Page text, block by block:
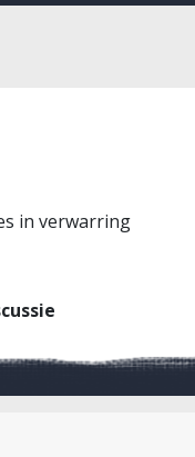
in verwarring